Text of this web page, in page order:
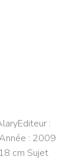
:
: 2009
cm Sujet